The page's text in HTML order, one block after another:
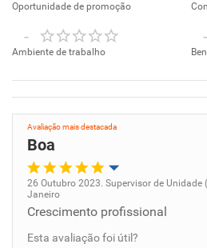
Oportunidade de promoção
-
Ambiente de trabalho
-
Avaliação mais destacada
Boa
Oportunidade de promoção
Ambiente de trabalho
26 Outubro 2023. Supervisor de Unidade
Janeiro
Crescimento profissional
Esta avaliação foi útil?